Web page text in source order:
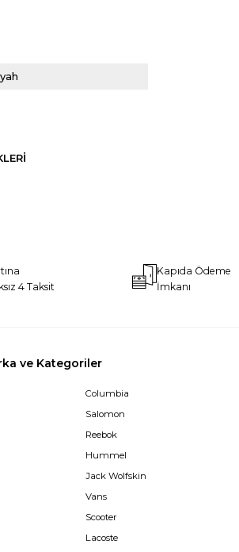
4 Taksit
Kapıda Ödeme
İmkanı
ve Kategoriler
Columbia
Salomon
Reebok
Hummel
Jack Wolfskin
Vans
Scooter
Lacoste